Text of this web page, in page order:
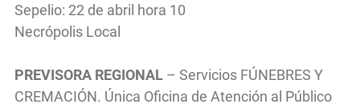
Sepelio: 22 de abril hora 10
Necrópolis Local
PREVISORA REGIONAL – Servicios FÚNEBRES Y
CREMACIÓN. Única Oficina de Atención al Público